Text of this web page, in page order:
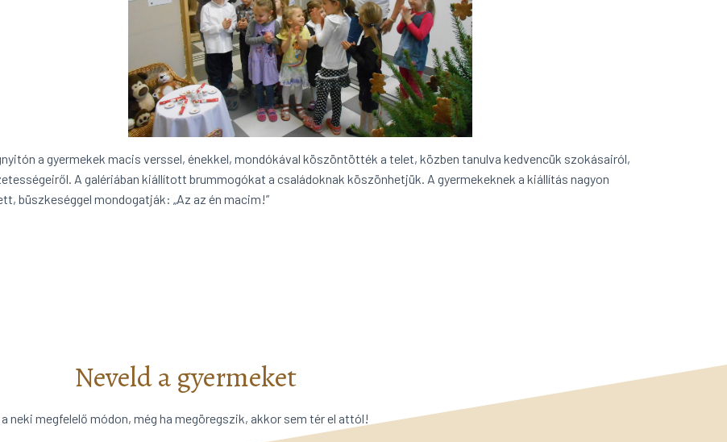
a gyermekek macis verssel, énekkel, mondókával köszöntötték a telet, közben tanulva kedvencük szokásairól,
A galériában kiállított brummogókat a családoknak köszönhetjük. A gyermekeknek a kiállítás nagyon
büszkeséggel mondogatják: „Az az én macim!”
Neveld a gyermeket
a neki megfelelő módon, még ha megöregszik, akkor sem tér el attól!